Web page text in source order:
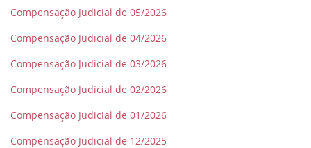
Compensação Judicial de 05/2026
Compensação Judicial de 04/2026
Compensação Judicial de 03/2026
Compensação Judicial de 02/2026
Compensação Judicial de 01/2026
Compensação Judicial de 12/2025